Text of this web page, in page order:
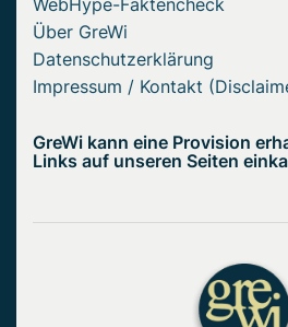
Über GreWi
Datenschutzerklärung
Impressum / Kontakt
GreWi kann eine Provision
Links auf unseren Seiten